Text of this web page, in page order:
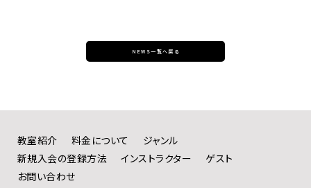
NEWS一覧へ戻る
教室紹介 料金について
ジャンル
新規入会の登録方法
インストラクター
ゲスト
お問い合わせ